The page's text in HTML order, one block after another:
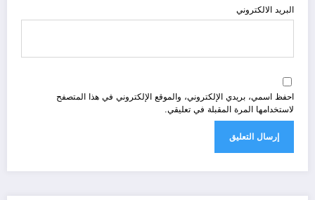
البريد الالكتروني
احفظ اسمي، بريدي الإلكتروني، والموقع الإلكتروني في هذا المتصفح
لاستخدامها المرة المقبلة في تعليقي.